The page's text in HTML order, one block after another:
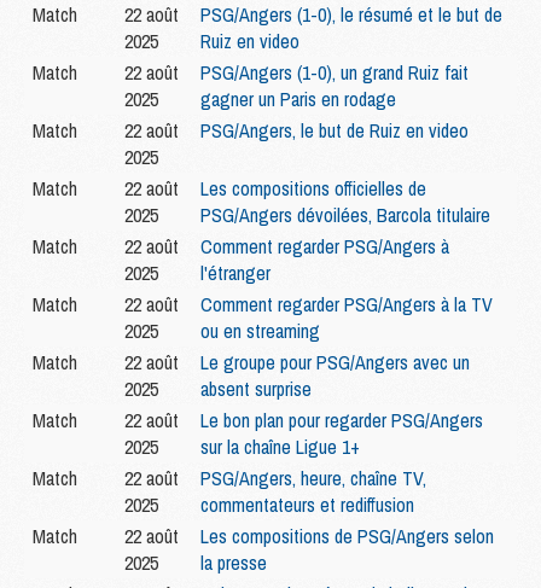
Match
22 août
2025
PSG/Angers (1-0), le résumé et le but de
Ruiz en video
Match
22 août
2025
PSG/Angers (1-0), un grand Ruiz fait
gagner un Paris en rodage
Match
22 août
2025
PSG/Angers, le but de Ruiz en video
Match
22 août
2025
Les compositions officielles de
PSG/Angers dévoilées, Barcola titulaire
Match
22 août
2025
Comment regarder PSG/Angers à
l'étranger
Match
22 août
2025
Comment regarder PSG/Angers à la TV
ou en streaming
Match
22 août
2025
Le groupe pour PSG/Angers avec un
absent surprise
Match
22 août
2025
Le bon plan pour regarder PSG/Angers
sur la chaîne Ligue 1+
Match
22 août
2025
PSG/Angers, heure, chaîne TV,
commentateurs et rediffusion
Match
22 août
2025
Les compositions de PSG/Angers selon
la presse